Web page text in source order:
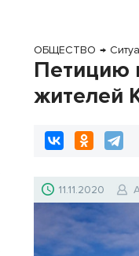
ОБЩЕСТВО →
Петицию
жителей
11.11.2020